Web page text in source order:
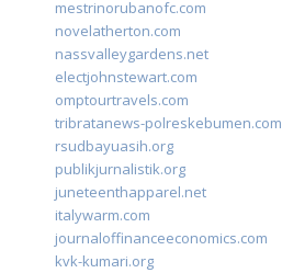
mestrinorubanofc.com
novelatherton.com
nassvalleygardens.net
electjohnstewart.com
omptourtravels.com
tribratanews-polreskebumen.com
rsudbayuasih.org
publikjurnalistik.org
juneteenthapparel.net
italywarm.com
journaloffinanceeconomics.com
kvk-kumari.org